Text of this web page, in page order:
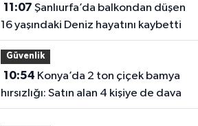
11:07
16 yaşındaki Deniz hayatını kaybetti
Güvenlik
10:54
hırsızlığı: Satın alan 4 kişiye de dava